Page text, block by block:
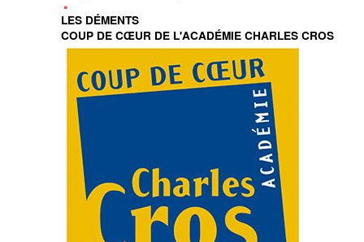
LES DÉMENTS
COUP DE CŒUR DE L'ACADÉMIE CHARLES CROS